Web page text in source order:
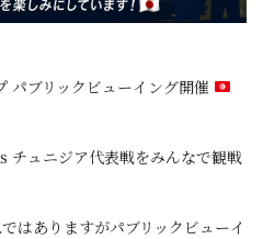
パブリックビューイング開催
チュニジア代表戦をみんなで観戦
はありますがパブリックビューイ